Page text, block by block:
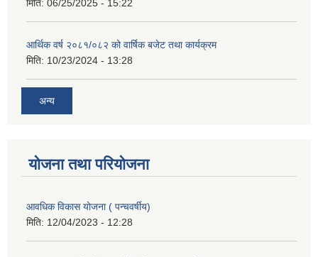
मिति: 06/25/2025 - 15:22
आर्थिक वर्ष २०८१/०८२ को वार्षिक बजेट तथा कार्यक्रम
मिति: 10/23/2024 - 13:28
अन्य
योजना तथा परियोजना
आवधिक विकास योजना ( पन्चवर्षीय)
मिति: 12/04/2023 - 12:28